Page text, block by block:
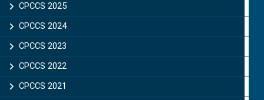
CPCCS 2025
CPCCS 2024
CPCCS 2023
CPCCS 2022
CPCCS 2021